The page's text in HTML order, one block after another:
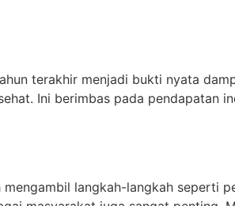
terakhir menjadi bukti nyata
Ini berimbas pada pendapatan
langkah-langkah seperti